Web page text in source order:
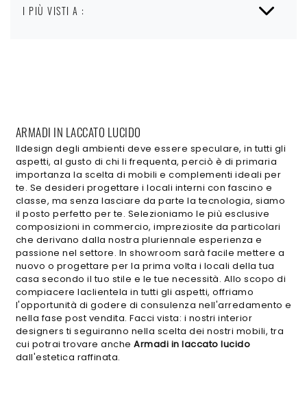
I PIÙ VISTI A :
ARMADI IN LACCATO LUCIDO
Ildesign degli ambienti deve essere speculare, in tutti gli
aspetti, al gusto di chi li frequenta, perciò è di primaria
importanza la scelta di mobili e complementi ideali per
te. Se desideri progettare i locali interni con fascino e
classe, ma senza lasciare da parte la tecnologia, siamo
il posto perfetto per te. Selezioniamo le più esclusive
composizioni in commercio, impreziosite da particolari
che derivano dalla nostra pluriennale esperienza e
passione nel settore. In showroom sarà facile mettere a
nuovo o progettare per la prima volta i locali della tua
casa secondo il tuo stile e le tue necessità. Allo scopo di
compiacere laclientela in tutti gli aspetti, offriamo
l'opportunità di godere di consulenza nell'arredamento e
nella fase post vendita. Facci vista: i nostri interior
designers ti seguiranno nella scelta dei nostri mobili, tra
cui potrai trovare anche Armadi in laccato lucido
dall'estetica raffinata.